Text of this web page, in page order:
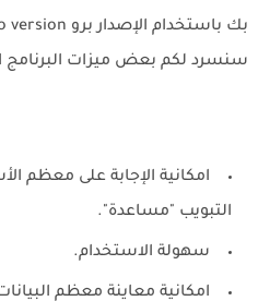
سنسرد لكم بعض ميزات البرنامج
امكانية الإجابة على معظم
التبويب "مساعدة".
سهولة الاستخدام.